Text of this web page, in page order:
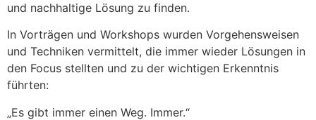
und nachhaltige Lösung zu finden.
In Vorträgen und Workshops wurden Vorgehensweisen
und Techniken vermittelt, die immer wieder Lösungen in
den Focus stellten und zu der wichtigen Erkenntnis
führten:
„Es gibt immer einen Weg. Immer.“